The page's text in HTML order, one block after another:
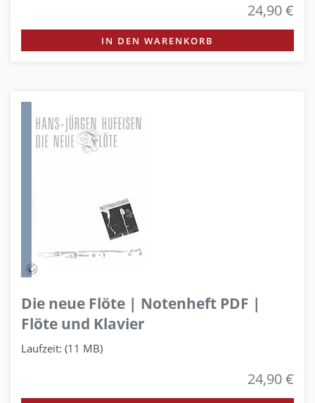
24,90 €
IN DEN WARENKORB
Die neue Flöte | Notenheft PDF |
Flöte und Klavier
Laufzeit: (11 MB)
24,90 €